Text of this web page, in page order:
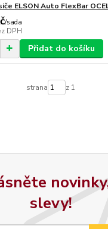
ELSON Auto FlexBar
/sada
DPH
Přidat do košíku
strana z 1
slevy!